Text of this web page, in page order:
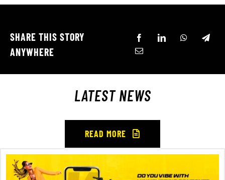
SHARE THIS STORY
ANYWHERE
LATEST NEWS
READ MORE